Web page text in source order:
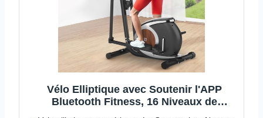
Vélo Elliptique avec Soutenir l'APP
Bluetooth Fitness, 16 Niveaux de